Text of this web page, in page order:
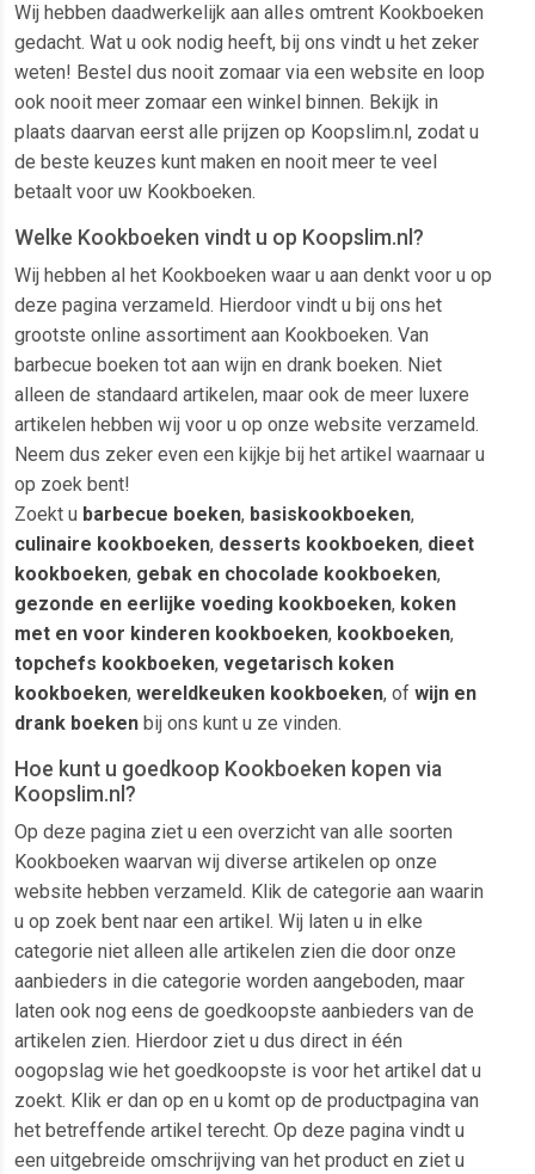
Wij hebben daadwerkelijk aan alles omtrent Kookboeken
gedacht. Wat u ook nodig heeft, bij ons vindt u het zeker
weten! Bestel dus nooit zomaar via een website en loop
ook nooit meer zomaar een winkel binnen. Bekijk in
plaats daarvan eerst alle prijzen op Koopslim.nl, zodat u
de beste keuzes kunt maken en nooit meer te veel
betaalt voor uw Kookboeken.
Welke Kookboeken vindt u op Koopslim.nl?
Wij hebben al het Kookboeken waar u aan denkt voor u op
deze pagina verzameld. Hierdoor vindt u bij ons het
grootste online assortiment aan Kookboeken. Van
barbecue boeken tot aan wijn en drank boeken. Niet
alleen de standaard artikelen, maar ook de meer luxere
artikelen hebben wij voor u op onze website verzameld.
Neem dus zeker even een kijkje bij het artikel waarnaar u
op zoek bent!
Zoekt u barbecue boeken, basiskookboeken,
culinaire kookboeken, desserts kookboeken, dieet
kookboeken, gebak en chocolade kookboeken,
gezonde en eerlijke voeding kookboeken, koken
met en voor kinderen kookboeken, kookboeken,
topchefs kookboeken, vegetarisch koken
kookboeken, wereldkeuken kookboeken, of wijn en
drank boeken bij ons kunt u ze vinden.
Hoe kunt u goedkoop Kookboeken kopen via
Koopslim.nl?
Op deze pagina ziet u een overzicht van alle soorten
Kookboeken waarvan wij diverse artikelen op onze
website hebben verzameld. Klik de categorie aan waarin
u op zoek bent naar een artikel. Wij laten u in elke
categorie niet alleen alle artikelen zien die door onze
aanbieders in die categorie worden aangeboden, maar
laten ook nog eens de goedkoopste aanbieders van de
artikelen zien. Hierdoor ziet u dus direct in één
oogopslag wie het goedkoopste is voor het artikel dat u
zoekt. Klik er dan op en u komt op de productpagina van
het betreffende artikel terecht. Op deze pagina vindt u
een uitgebreide omschrijving van het product en ziet u